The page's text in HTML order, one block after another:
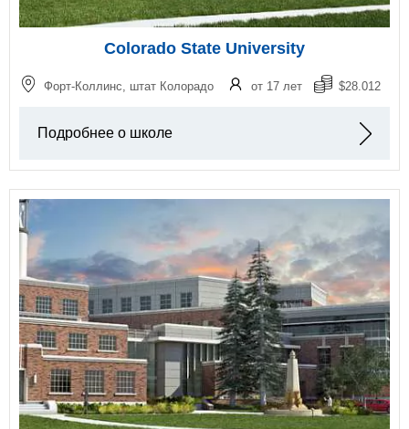
Colorado State University
Форт-Коллинс, штат Колорадо от 17 лет $28.012
Подробнее о школе